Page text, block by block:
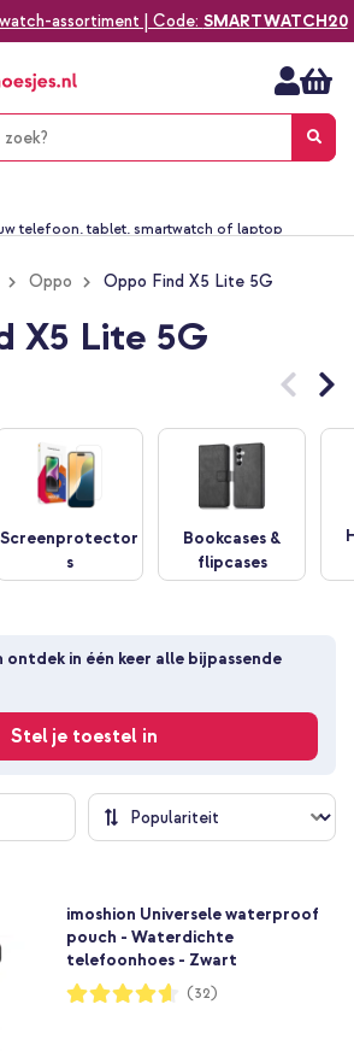
assortiment | Code: SMARTWATCH20
telefoon, tablet, smartwatch of laptop
uit ruim 20.000 producten
We've got you covered!
Oppo Oppo Find X5 Lite 5G
X5 Lite 5G
Screenprotector
s
Bookcases &
flipcases
in één keer alle bijpassende
Stel je toestel in
imoshion Universele waterproof
pouch - Waterdichte
telefoonhoes - Zwart
Waardering:
92%
(32)